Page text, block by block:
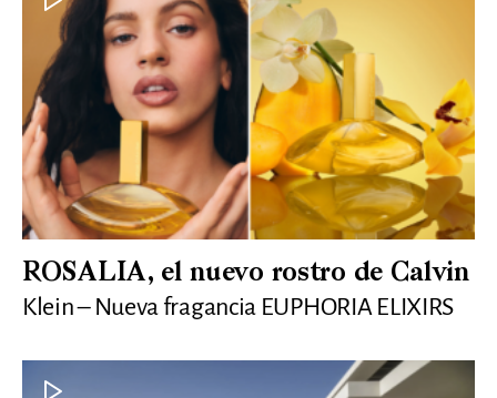
ROSALIA, el nuevo rostro de Calvin
Klein – Nueva fragancia EUPHORIA ELIXIRS